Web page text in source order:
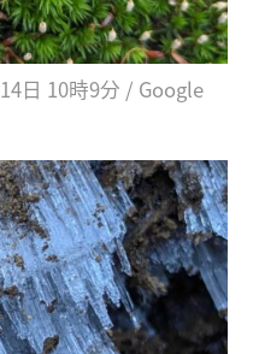
日 10時9分 / Google